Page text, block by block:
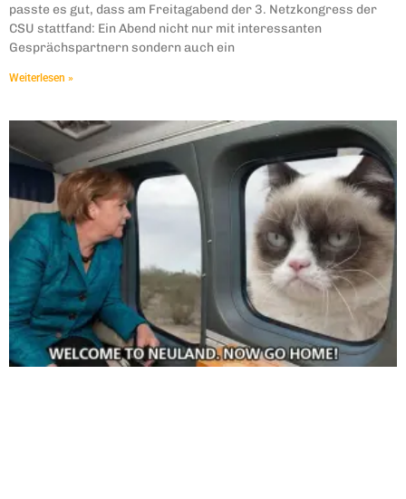
passte es gut, dass am Freitagabend der 3. Netzkongress der
CSU stattfand: Ein Abend nicht nur mit interessanten
Gesprächspartnern sondern auch ein
Weiterlesen »